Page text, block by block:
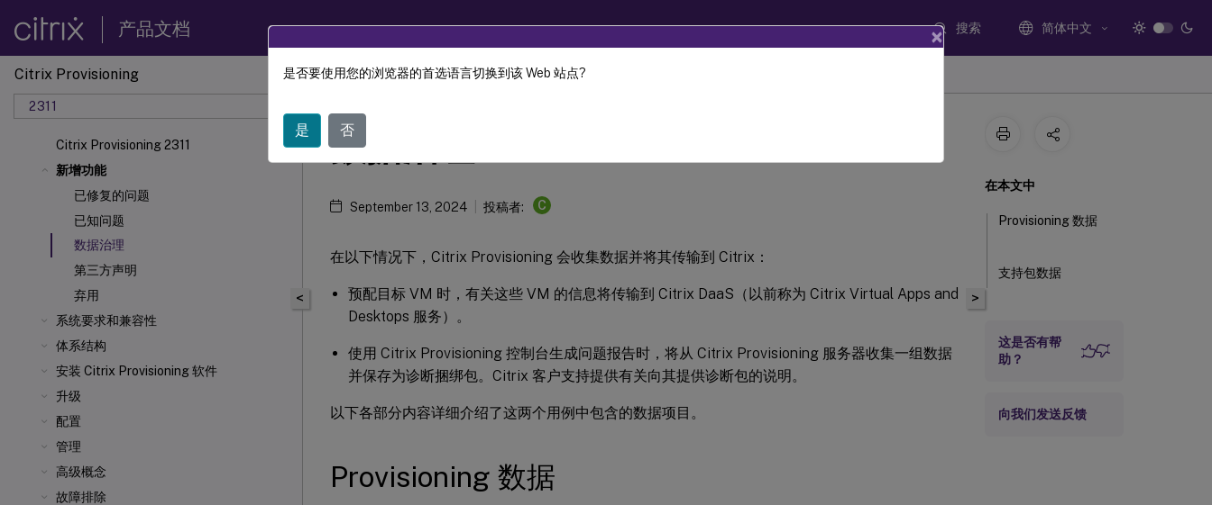
产品文档 搜索 简体中文
Citrix Provisioning
2311
Citrix Provisioning 2311
新增功能
已修复的问题
已知问题
数据治理
第三方声明
弃用
系统要求和兼容性
体系结构
安装 Citrix Provisioning 软件
升级
配置
管理
高级概念
故障排除
Citrix Provisioning Citrix Provisioning 2311
<
数据治理
September 13, 2024 投稿者: C
在以下情况下，Citrix Provisioning 会收集数据并将其传输到 Citrix：
预配目标 VM 时，有关这些 VM 的信息将传输到 Citrix DaaS（以前称为 Citrix Virtual Apps and
Desktops 服务）。
使用 Citrix Provisioning 控制台生成问题报告时，将从 Citrix Provisioning 服务器收集一组数据
并保存为诊断捆绑包。Citrix 客户支持提供有关向其提供诊断包的说明。
以下各部分内容详细介绍了这两个用例中包含的数据项目。
Provisioning 数据
>
在本文中
Provisioning 数据
支持包数据
这是否有帮
助？
向我们发送反馈
×
是否要使用您的浏览器的首选语言切换到该 Web 站点?
是 否